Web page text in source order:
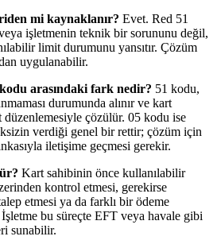
mi kaynaklanır? Evet. Red 51
işletmenin teknik bir sorununu değil,
limit durumunu yansıtır. Çözüm
uygulanabilir.
arasındaki fark nedir? 51 kodu,
durumunda alınır ve kart
çözülür. 05 kodu ise
verdiği genel bir rettir; çözüm için
iletişime geçmesi gerekir.
Kart sahibinin önce kullanılabilir
kontrol etmesi, gerekirse
etmesi ya da farklı bir ödeme
bu süreçte EFT veya havale gibi
sunabilir.